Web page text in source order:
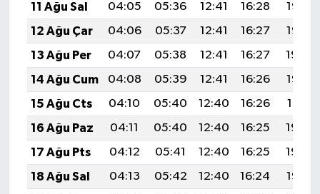
11 Ağu Sal
04:05 05:36 12:41 16:28
19:36
12 Ağu Çar
04:06 05:37 12:41 16:27
19:35
13 Ağu Per
04:07 05:38 12:41 16:27
19:34
14 Ağu Cum
04:08 05:39 12:41 16:26
19:33
15 Ağu Cts
04:10 05:40 12:40 16:26
19:31
16 Ağu Paz
04:11 05:40 12:40 16:25
19:30
17 Ağu Pts
04:12 05:41 12:40 16:25
19:29
18 Ağu Sal
04:13 05:42 12:40 16:24
19:28